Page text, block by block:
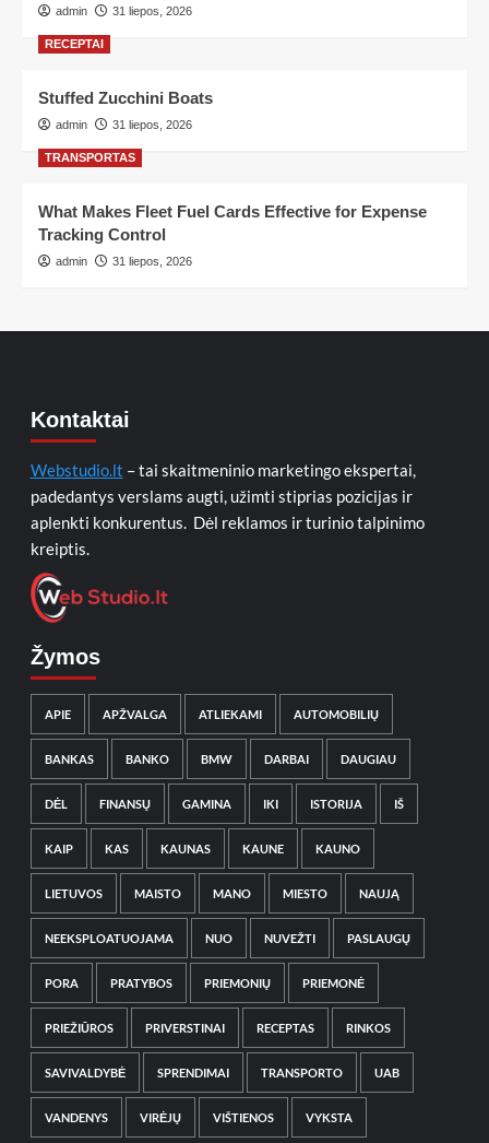
admin 31 liepos, 2026
RECEPTAI
Stuffed Zucchini Boats
admin 31 liepos, 2026
TRANSPORTAS
What Makes Fleet Fuel Cards Effective for Expense
Tracking Control
admin 31 liepos, 2026
Kontaktai
Webstudio.lt – tai skaitmeninio marketingo ekspertai,
padedantys verslams augti, užimti stiprias pozicijas ir
aplenkti konkurentus. Dėl reklamos ir turinio talpinimo
kreiptis.
Žymos
APIE APŽVALGA ATLIEKAMI AUTOMOBILIŲ
BANKAS BANKO BMW DARBAI DAUGIAU
DĖL FINANSŲ GAMINA IKI ISTORIJA IŠ
KAIP KAS KAUNAS KAUNE KAUNO
LIETUVOS MAISTO MANO MIESTO NAUJĄ
NEEKSPLOATUOJAMA NUO NUVEŽTI PASLAUGŲ
PORA PRATYBOS PRIEMONIŲ PRIEMONĖ
PRIEŽIŪROS PRIVERSTINAI RECEPTAS RINKOS
SAVIVALDYBĖ SPRENDIMAI TRANSPORTO UAB
VANDENYS VIRĖJŲ VIŠTIENOS VYKSTA